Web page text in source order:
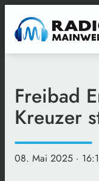
Freibad
Kreuzer
08. Mai 2025 ·